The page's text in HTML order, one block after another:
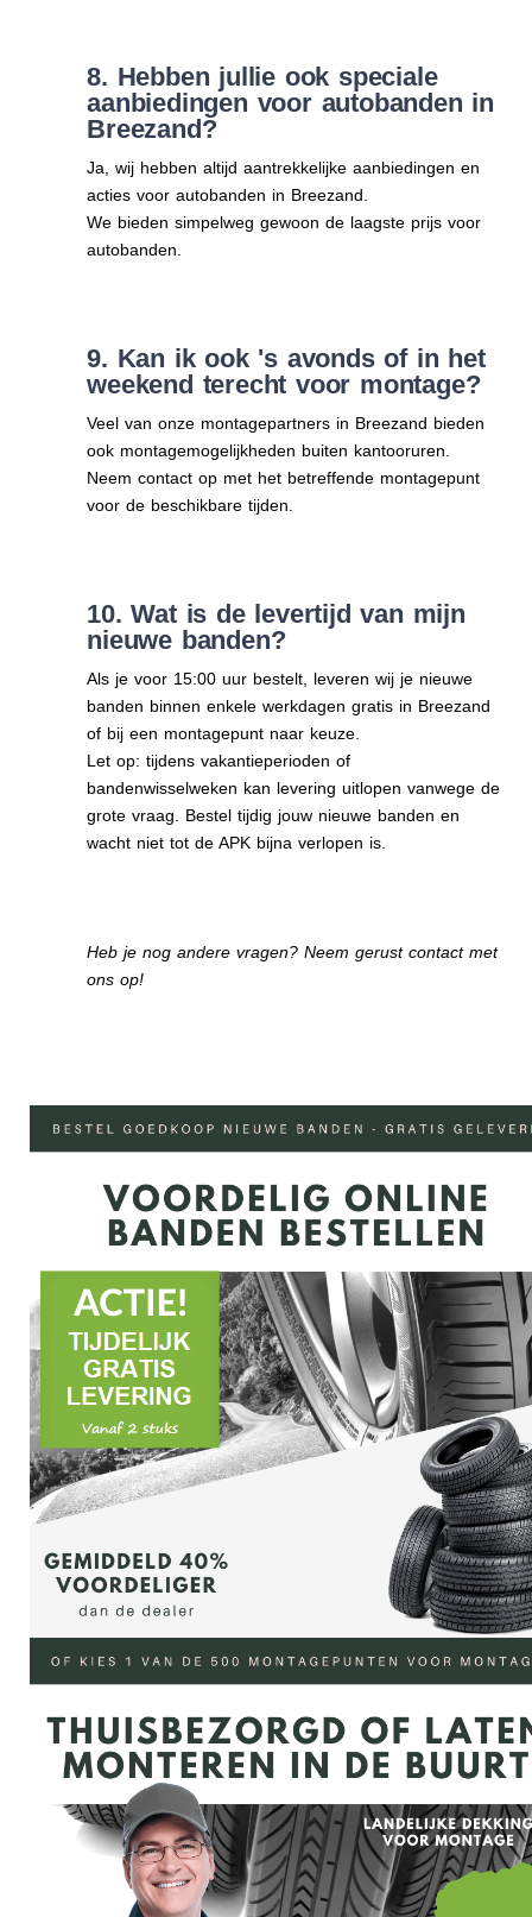
8. Hebben jullie ook speciale
aanbiedingen voor autobanden in
Breezand?
Ja, wij hebben altijd aantrekkelijke aanbiedingen en
acties voor autobanden in Breezand.
We bieden simpelweg gewoon de laagste prijs voor
autobanden.
9. Kan ik ook 's avonds of in het
weekend terecht voor montage?
Veel van onze montagepartners in Breezand bieden
ook montagemogelijkheden buiten kantooruren.
Neem contact op met het betreffende montagepunt
voor de beschikbare tijden.
10. Wat is de levertijd van mijn
nieuwe banden?
Als je voor 15:00 uur bestelt, leveren wij je nieuwe
banden binnen enkele werkdagen gratis in Breezand
of bij een montagepunt naar keuze.
Let op: tijdens vakantieperioden of
bandenwisselweken kan levering uitlopen vanwege de
grote vraag. Bestel tijdig jouw nieuwe banden en
wacht niet tot de APK bijna verlopen is.
Heb je nog andere vragen? Neem gerust contact met
ons op!